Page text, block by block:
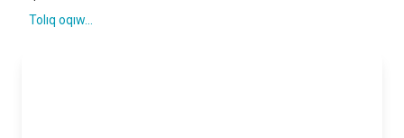
Tolıq oqıw...